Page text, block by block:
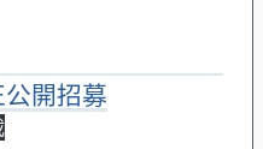
開招募